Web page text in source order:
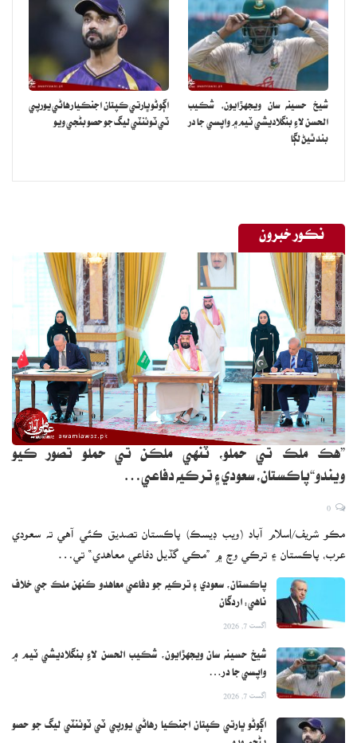
شيخ حسينه سان ويجهڙايون، شڪيب
الحسن لاءِ بنگلاديشي ٽيم ۾ واپسي جا در
بند ٿيڻ لڳا
اڳوڻو ڀارتي ڪپتان اجنڪيا رهاڻي يورپي
ٽي ٽوئنٽي ليگ جو حصو بڻجي ويو
نڪور خبرون
”هڪ ملڪ تي حملو، ٽنهي ملڪن تي حملو تصور ڪيو
ويندو“پاڪستان، سعودي ۽ ترڪيه دفاعي…
مڪو شريف/اسلام آباد (ويب ڊيسڪ) پاڪستان تصديق ڪئي آهي ته سعودي
عرب، پاڪستان ۽ ترڪي وچ ۾ ”مڪي گڏيل دفاعي معاهدي“ تي…
پاڪستان، سعودي ۽ ترڪيه جو دفاعي معاهدو ڪنهن ملڪ جي خلاف
ناهي: اردگان
اگست 7, 2026
شيخ حسينه سان ويجهڙايون، شڪيب الحسن لاءِ بنگلاديشي ٽيم ۾
واپسي جا در…
اگست 7, 2026
اڳوڻو ڀارتي ڪپتان اجنڪيا رهاڻي يورپي ٽي ٽوئنٽي ليگ جو حصو